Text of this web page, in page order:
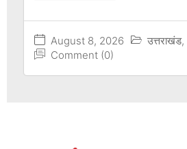
August 8, 2026 उत्तराखंड,
Comment (0)